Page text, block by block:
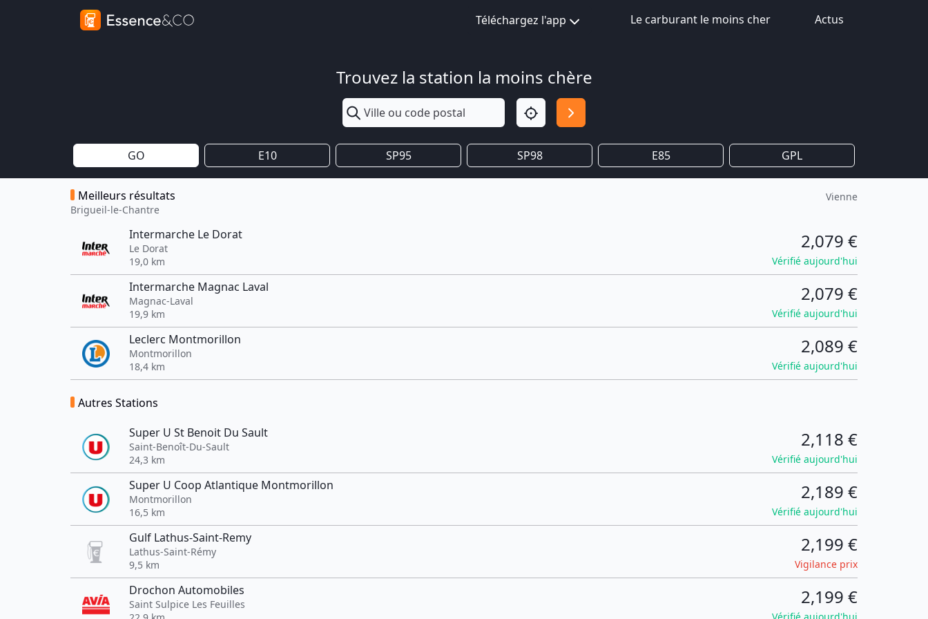
Téléchargez l'app Le carburant le moins cher Actus
Trouvez la station la moins chère
GO E10 SP95 SP98 E85 GPL
Meilleurs résultats
Brigueil-le-Chantre
Vienne
Intermarche Le Dorat
Le Dorat
19,0 km
2,079 €
Vérifié aujourd'hui
Intermarche Magnac Laval
Magnac-Laval
19,9 km
2,079 €
Vérifié aujourd'hui
Leclerc Montmorillon
Montmorillon
18,4 km
2,089 €
Vérifié aujourd'hui
Autres Stations
Super U St Benoit Du Sault
Saint-Benoît-Du-Sault
24,3 km
2,118 €
Vérifié aujourd'hui
Super U Coop Atlantique Montmorillon
Montmorillon
16,5 km
2,189 €
Vérifié aujourd'hui
Gulf Lathus-Saint-Remy
Lathus-Saint-Rémy
9,5 km
2,199 €
Vigilance prix
Drochon Automobiles
Saint Sulpice Les Feuilles
2,199 €